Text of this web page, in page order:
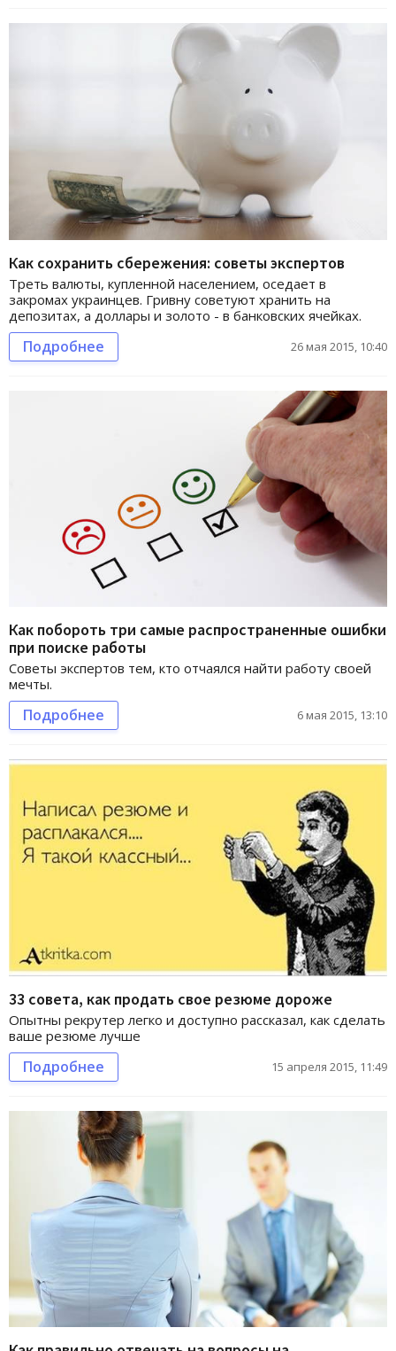
Как сохранить сбережения: советы экспертов
Треть валюты, купленной населением, оседает в
закромах украинцев. Гривну советуют хранить на
депозитах, а доллары и золото - в банковских ячейках.
Подробнее 26 мая 2015, 10:40
Как побороть три самые распространенные ошибки
при поиске работы
Советы экспертов тем, кто отчаялся найти работу своей
мечты.
Подробнее 6 мая 2015, 13:10
33 совета, как продать свое резюме дороже
Опытны рекрутер легко и доступно рассказал, как сделать
ваше резюме лучше
Подробнее 15 апреля 2015, 11:49